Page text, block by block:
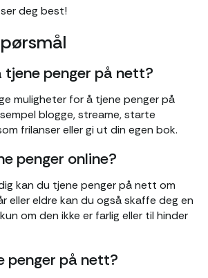
deg best!
tjene penger på nett?
muligheter for å tjene penger på
blogge, streame, starte
frilanser eller gi ut din egen bok.
penger online?
kan du tjene penger på nett om
eller eldre kan du også skaffe deg en
om den ikke er farlig eller til hinder
penger på nett?